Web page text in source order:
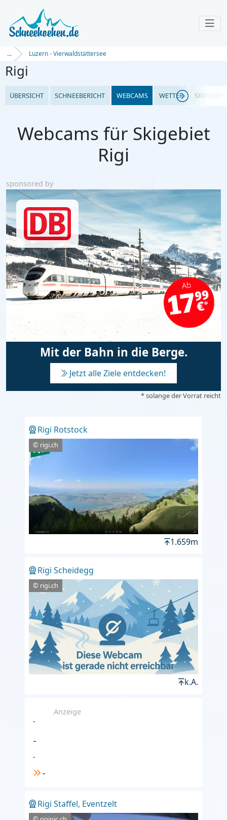
... Luzern - Vierwaldstättersee
Rigi
ÜBERSICHT SCHNEEBERICHT WEBCAMS WETTER
Webcams für Skigebiet
Rigi
sponsored by
Mit der Bahn in die Berge.
Jetzt alle Ziele entdecken!
* solange der Vorrat reicht
Rigi Rotstock
© rigi.ch
1.659m
Rigi Scheidegg
© rigi.ch
k.A.
Anzeige
-
-
-
-
Rigi Staffel, Eventzelt